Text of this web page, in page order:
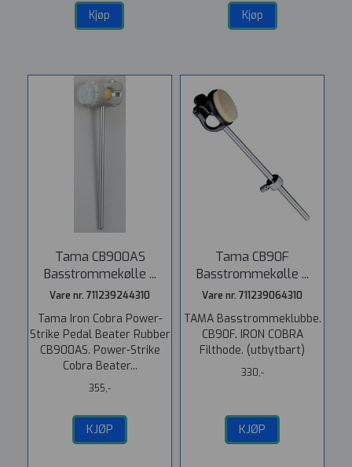
Kjøp Kjøp
Tama CB900AS
Basstrommekølle ...
Vare nr. 711239244310
Tama Iron Cobra Power-
Strike Pedal Beater Rubber
CB900AS. Power-Strike
Cobra Beater...
355,-
KJØP
Tama CB90F
Basstrommekølle ...
Vare nr. 711239064310
TAMA Basstrommeklubbe.
CB90F. IRON COBRA
Filthode. (utbytbart)
330,-
KJØP